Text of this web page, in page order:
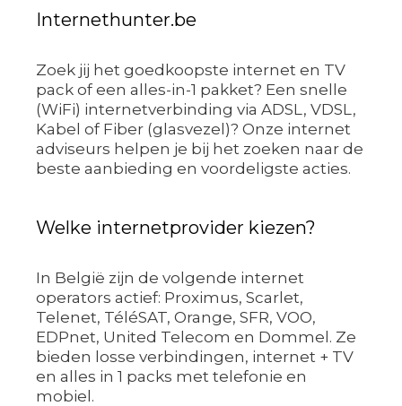
Internethunter.be
Zoek jij het goedkoopste internet en TV
pack of een alles-in-1 pakket? Een snelle
(WiFi) internetverbinding via ADSL, VDSL,
Kabel of Fiber (glasvezel)? Onze internet
adviseurs helpen je bij het zoeken naar de
beste aanbieding en voordeligste acties.
Welke internetprovider kiezen?
In België zijn de volgende internet
operators actief: Proximus, Scarlet,
Telenet, TéléSAT, Orange, SFR, VOO,
EDPnet, United Telecom en Dommel. Ze
bieden losse verbindingen, internet + TV
en alles in 1 packs met telefonie en
mobiel.